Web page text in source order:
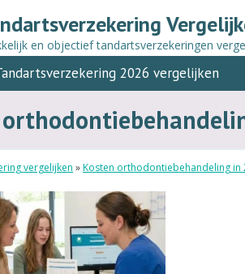
en objectief tandartsverzekeringen
2026 vergelijken
vergelijken »Kosten orthodontiebehandeling in